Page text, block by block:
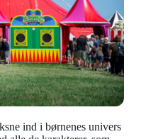
ind i børnenes univers